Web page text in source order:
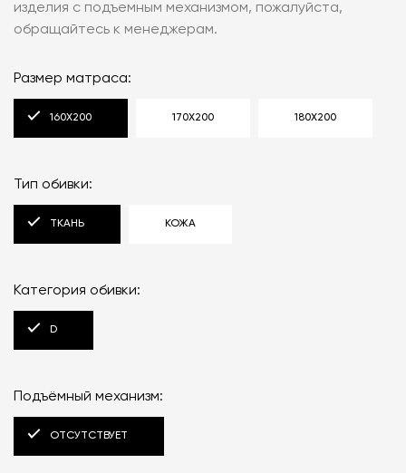
изделия с подъемным механизмом, пожалуйста,
обращайтесь к менеджерам.
Размер матраса:
160X200 170X200 180X200
Тип обивки:
ТКАНЬ КОЖА
Категория обивки:
D
Подъёмный механизм:
ОТСУТСТВУЕТ